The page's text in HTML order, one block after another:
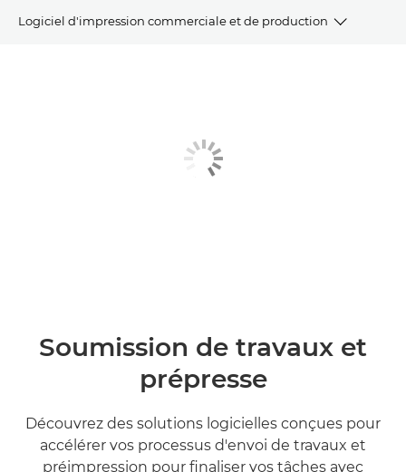
Logiciel d'impression commerciale et de production
GESTION DES PERIPHERIQUES ET COMPTABILITE
Soumission de travaux et
prépresse
Découvrez des solutions logicielles conçues pour
accélérer vos processus d'envoi de travaux et
préimpression pour finaliser vos tâches avec